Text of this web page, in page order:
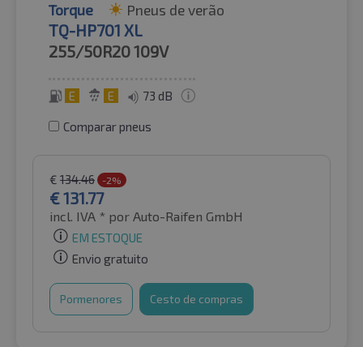
Torque Pneus de verão
TQ-HP701 XL
255/50R20109V
E E 73 dB
Comparar pneus
€ 134.46 -2%
€131.77
incl. IVA * por Auto-Raifen GmbH
EM ESTOQUE
Envio gratuito
Pormenores Cesto de compras